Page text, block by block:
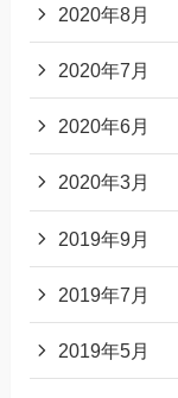
2020年8月
2020年7月
2020年6月
2020年3月
2019年9月
2019年7月
2019年5月